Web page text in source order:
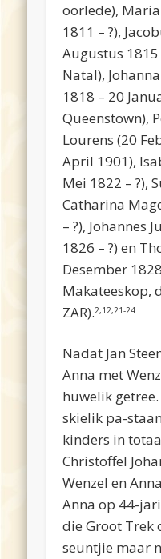
oorlede),
1811 – ?),
Augustus 1815
Natal),
1818 – 20
Queenstown),
Lourens (20
April 1901),
Mei 1822 – ?),
Catharina
– ?), Johannes
1826 – ?) en
Desember
Makateeskop,
ZAR).2,12,21-24
Nadat Jan
Anna met
huwelik
skielik pa-
kinders in
Christoffel
Wenzel en
Anna op 44-
die Groot Trek
seuntjie maar